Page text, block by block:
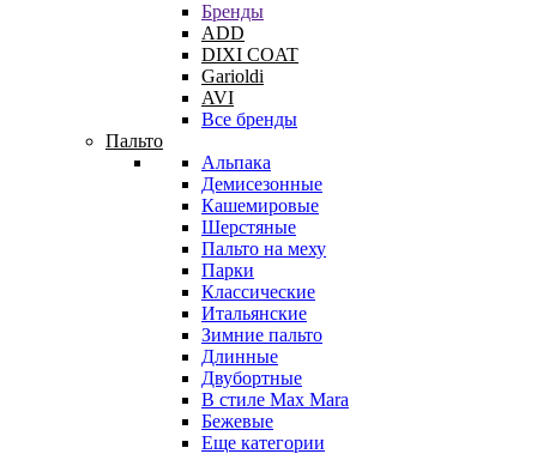
Бренды
ADD
DIXI COAT
Garioldi
AVI
Все бренды
Пальто
Альпака
Демисезонные
Кашемировые
Шерстяные
Пальто на меху
Парки
Классические
Итальянские
Зимние пальто
Длинные
Двубортные
В стиле Max Mara
Бежевые
Еще категории